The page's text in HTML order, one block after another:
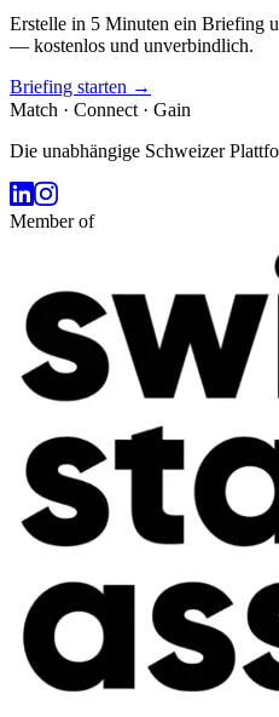
Erstelle in 5 Minuten ein Briefing
— kostenlos und unverbindlich.
Briefing starten →
Match · Connect · Gain
Die unabhängige Schweizer
Member of